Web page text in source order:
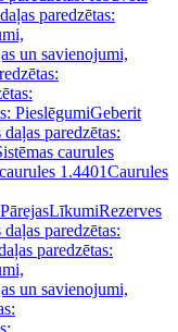
paredzētas:
un savienojumi,
PieslēgumiGeberit
paredzētas:
caurules
1.4401Caurules
LīkumiRezerves
paredzētas:
paredzētas:
un savienojumi,